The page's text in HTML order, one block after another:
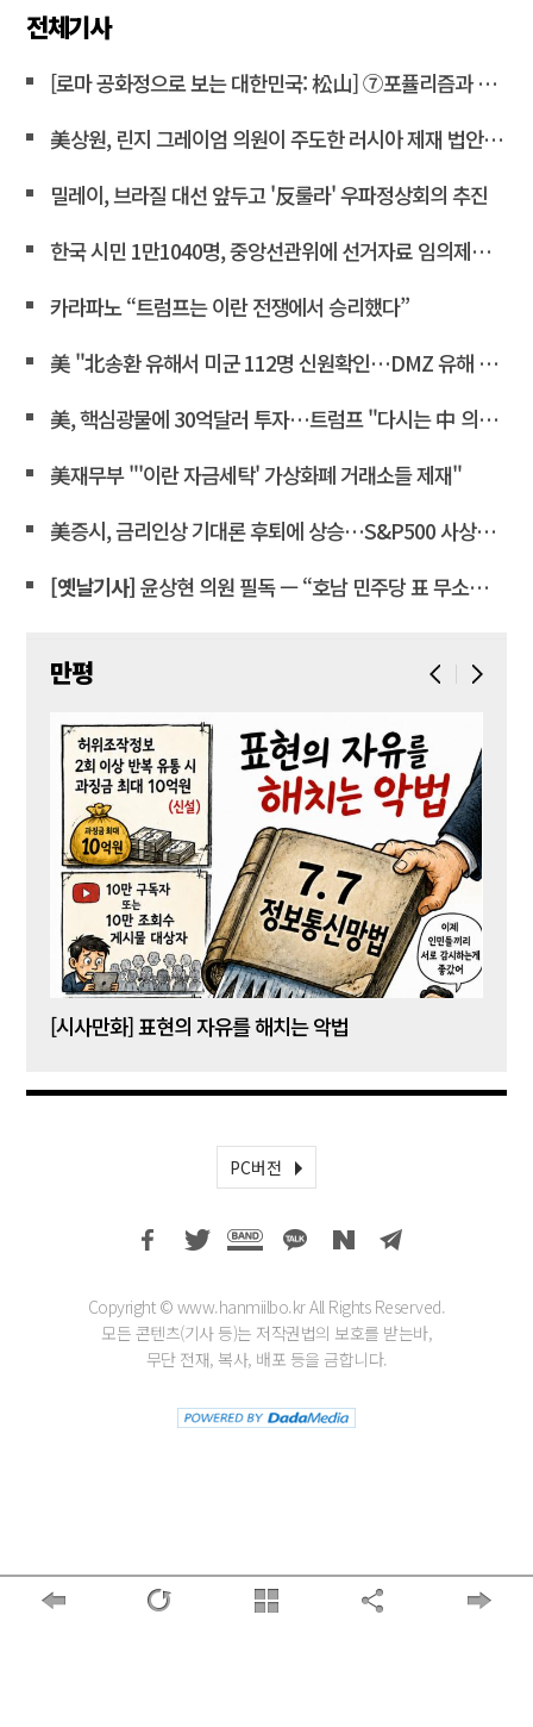
전체기사
[로마 공화정으로 보는 대한민국: 松山] ⑦포퓰리즘과 선동은 민주주의를 어떻게 무너뜨리는가
美상원, 린지 그레이엄 의원이 주도한 러시아 제재 법안 통과
밀레이, 브라질 대선 앞두고 '反룰라' 우파정상회의 추진
한국 시민 1만1040명, 중앙선관위에 선거자료 임의제출 요청
카라파노 “트럼프는 이란 전쟁에서 승리했다”
美 "北송환 유해서 미군 112명 신원확인…DMZ 유해 발굴 재개"
美, 핵심광물에 30억달러 투자…트럼프 "다시는 中 의존 않도록"
美재무부 "'이란 자금세탁' 가상화폐 거래소들 제재"
美증시, 금리인상 기대론 후퇴에 상승…S&P500 사상최고치 마감
[옛날기사] 윤상현 의원 필독 ㅡ “호남 민주당 표 무소속에 보태”… 전산 조작으로 ‘선거비 보전’ 의혹
만평
[시사만화] 표현의 자유를 해치는 악법
PC버전
Copyright © www.hanmiilbo.kr All Rights Reserved.
모든 콘텐츠(기사 등)는 저작권법의 보호를 받는바,
무단 전재, 복사, 배포 등을 금합니다.